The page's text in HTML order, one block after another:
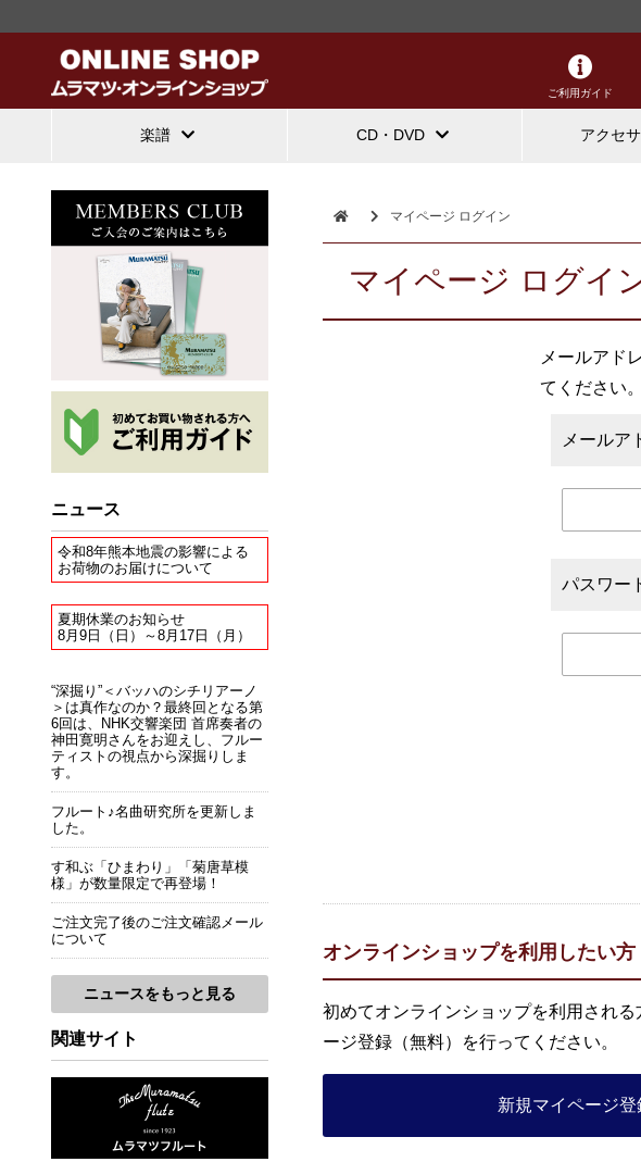
ご利用ガイド
楽譜 CD・DVD アクセ
マイページ ログイン
マイページ ログイ
メールアド
てください。
メールア
パスワー
オンラインショップを利用したい方
初めてオンラインショップを利用され
ージ登録（無料）を行ってください。
新規マイページ登
ニュース
令和8年熊本地震の影響による
お荷物のお届けについて
夏期休業のお知らせ
8月9日（日）～8月17日（月）
“深掘り”＜バッハのシチリアーノ
＞は真作なのか？最終回となる第
6回は、NHK交響楽団 首席奏者の
神田寛明さんをお迎えし、フルー
ティストの視点から深掘りしま
す。
フルート♪名曲研究所を更新しま
した。
す和ぶ「ひまわり」「菊唐草模
様」が数量限定で再登場！
ご注文完了後のご注文確認メール
について
ニュースをもっと見る
関連サイト